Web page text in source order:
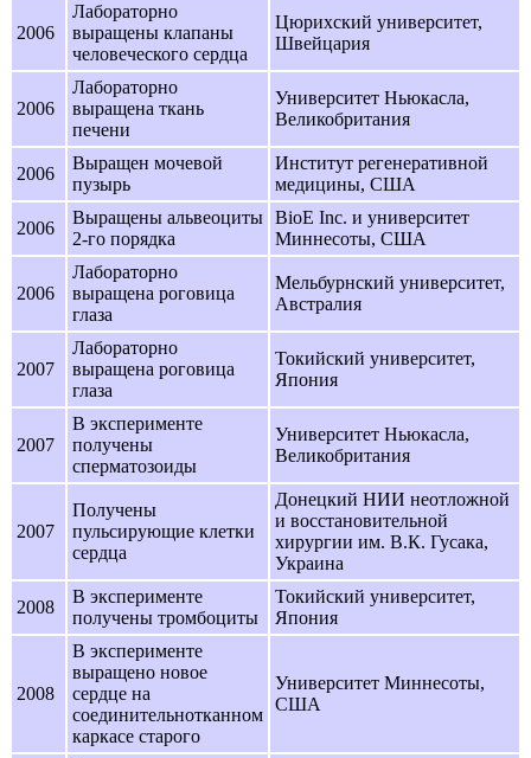
2006
Лабораторно
выращены клапаны
человеческого сердца
Цюрихский университет,
Швейцария
2006
Лабораторно
выращена ткань
печени
Университет Ньюкасла,
Великобритания
2006
Выращен мочевой
пузырь
Институт регенеративной
медицины, США
2006
Выращены альвеоциты
2-го порядка
BioE Inc. и университет
Миннесоты, США
2006
Лабораторно
выращена роговица
глаза
Мельбурнский университет,
Австралия
2007
Лабораторно
выращена роговица
глаза
Токийский университет,
Япония
2007
В эксперименте
получены
сперматозоиды
Университет Ньюкасла,
Великобритания
2007
Получены
пульсирующие клетки
сердца
Донецкий НИИ неотложной
и восстановительной
хирургии им. В.К. Гусака,
Украина
2008
В эксперименте
получены тромбоциты
Токийский университет,
Япония
2008
В эксперименте
выращено новое
сердце на
соединительнотканном
каркасе старого
Университет Миннесоты,
США